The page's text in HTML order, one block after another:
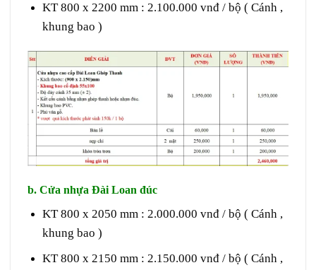
KT 800 x 2200 mm : 2.100.000 vnđ / bộ ( Cánh ,
khung bao )
b. Cửa nhựa Đài Loan đúc
KT 800 x 2050 mm : 2.000.000 vnđ / bộ ( Cánh ,
khung bao )
KT 800 x 2150 mm : 2.150.000 vnđ / bộ ( Cánh ,